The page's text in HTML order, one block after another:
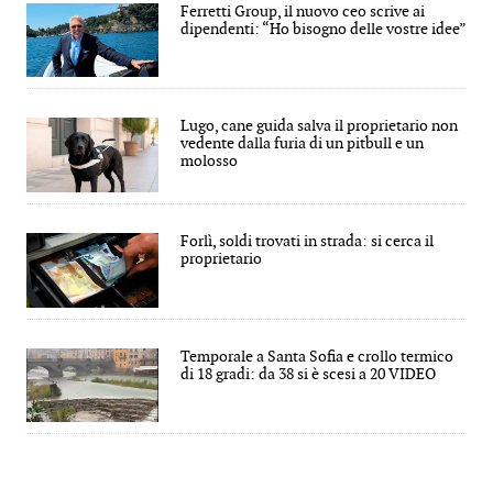
Ferretti Group, il nuovo ceo scrive ai
dipendenti: “Ho bisogno delle vostre idee”
Lugo, cane guida salva il proprietario non
vedente dalla furia di un pitbull e un
molosso
Forlì, soldi trovati in strada: si cerca il
proprietario
Temporale a Santa Sofia e crollo termico
di 18 gradi: da 38 si è scesi a 20 VIDEO